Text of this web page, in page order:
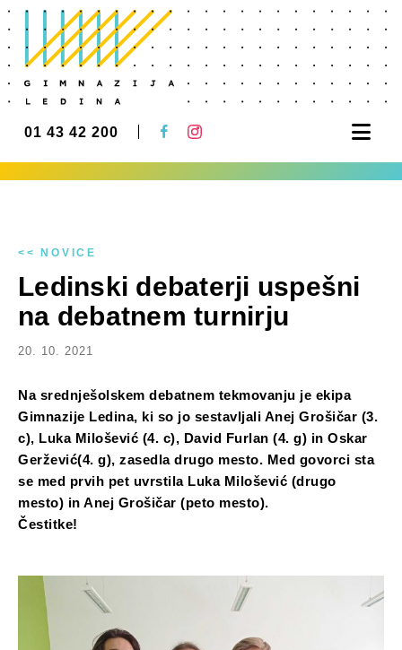
01 43 42 200
<< NOVICE
Ledinski debaterji uspešni
na debatnem turnirju
20. 10. 2021
Na srednješolskem debatnem tekmovanju je ekipa
Gimnazije Ledina, ki so jo sestavljali Anej Grošičar (3.
c), Luka Milošević (4. c), David Furlan (4. g) in Oskar
Geržević(4. g), zasedla drugo mesto. Med govorci sta
se med prvih pet uvrstila Luka Milošević (drugo
mesto) in Anej Grošičar (peto mesto).
Čestitke!